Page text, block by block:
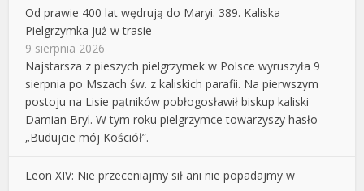
Od prawie 400 lat wędrują do Maryi. 389. Kaliska
Pielgrzymka już w trasie
9 sierpnia 2026
Najstarsza z pieszych pielgrzymek w Polsce wyruszyła 9
sierpnia po Mszach św. z kaliskich parafii. Na pierwszym
postoju na Lisie pątników pobłogosławił biskup kaliski
Damian Bryl. W tym roku pielgrzymce towarzyszy hasło
„Budujcie mój Kościół”.
Leon XIV: Nie przeceniajmy sił ani nie popadajmy w